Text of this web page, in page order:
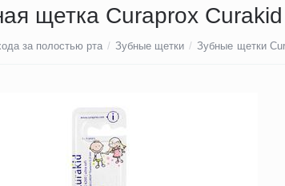
щетка Curaprox
за полостью рта / Зубные щетки / Зубные щетки